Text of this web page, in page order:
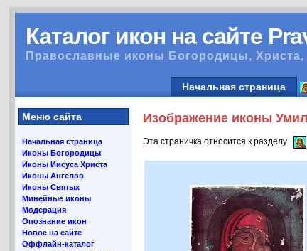
Каталог икон на сайте
Православные иконы Богородицы, Христа,
Начальная страница
Меню сайта
Начальная страница
Иконы Богородицы
Иконы Иисуса Христа
Иконы Ангелов
Иконы Святых
Минейные иконы
Модерация
Опознание икон
Новое на сайте
Оффлайн-каталог
Изображение иконы
Эта страничка относится к разделу